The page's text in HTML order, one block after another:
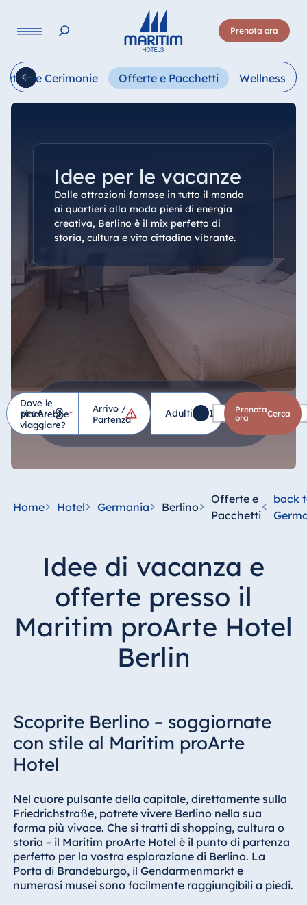
Prenota ora
English Français Italiano
e Cerimonie Offerte e Pacchetti Wellness
Idee per le vacanze
Dalle attrazioni famose in tutto il mondo
ai quartieri alla moda pieni di energia
creativa, Berlino è il mix perfetto di
storia, cultura e vita cittadina vibrante.
Dove le
piacerebbe
viaggiare?
*
Hotel
Hotel Bad
Wildungen
proArte Hotel
Berlin
Hotel Bonn
Hotel Frankfurt
Hotel am
Schlossgarten
Airport Hotel
Hannover
Hotel Ingolstadt
Hotel Bellevue
Kiel
Hotel Köln
Arrivo /
Partenza
Adulti 1 Bambini 0
Prenota
ora
cerca
Home Hotel Germania Berlino
Offerte e
Pacchetti
back
Idee di vacanza e
offerte presso il
Maritim proArte Hotel
Berlin
Scoprite Berlino – soggiornate
con stile al Maritim proArte
Hotel
Nel cuore pulsante della capitale, direttamente sulla
Friedrichstraße, potrete vivere Berlino nella sua
forma più vivace. Che si tratti di shopping, cultura o
storia – il Maritim proArte Hotel è il punto di partenza
perfetto per la vostra esplorazione di Berlino. La
Porta di Brandeburgo, il Gendarmenmarkt e
numerosi musei sono facilmente raggiungibili a piedi.